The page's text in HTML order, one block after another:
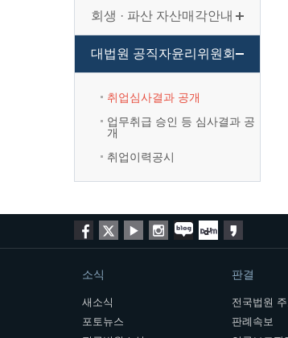
회생 · 파산 자산매각안내
대법원 공직자윤리위원회
취업심사결과 공개
업무취급 승인 등 심사결과 공
개
취업이력공시
소식
새소식
포토뉴스
판결
전국법원
판례속보